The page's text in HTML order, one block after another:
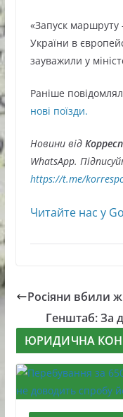
«Запуск маршруту
України в
зауважили у
Раніше
нові поїзди.
Новини від
WhatsApp.
https://t.me/
Читайте нас у
Росіяни вбили
Генштаб: За
ЮРИДИЧНА